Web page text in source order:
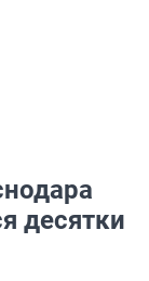
десятки